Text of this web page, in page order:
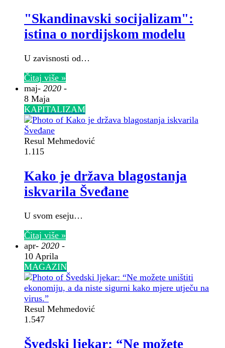
"Skandinavski socijalizam":
istina o nordijskom modelu
U zavisnosti od…
Čitaj više »
maj- 2020 -
8 Maja
KAPITALIZAM
Resul Mehmedović
1.115
Kako je država blagostanja
iskvarila Šveđane
U svom eseju…
Čitaj više »
apr- 2020 -
10 Aprila
MAGAZIN
Resul Mehmedović
1.547
Švedski ljekar: “Ne možete